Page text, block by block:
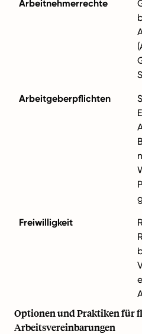
Arbeitnehmerrechte
Arbeitgeberpflichten
Freiwilligkeit
Optionen und Praktiken für
Arbeitsvereinbarungen